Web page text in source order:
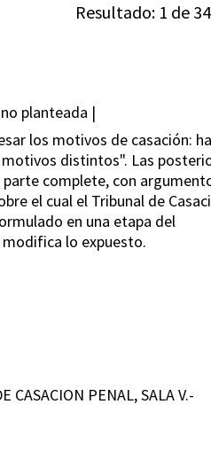
Resultado: 1 de
planteada |
los motivos de casación:
distintos". Las
parte complete, con
el cual el Tribunal de
en una etapa del
lo expuesto.
CASACION PENAL, SALA V.-